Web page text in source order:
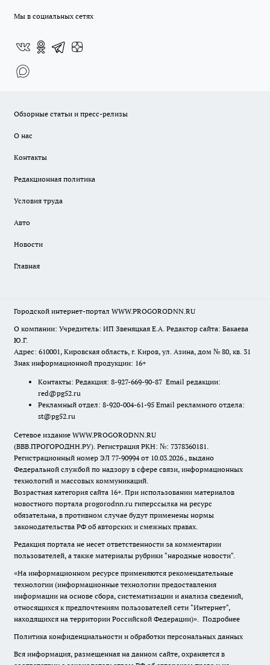
Мы в социальных сетях
Обзорные статьи и пресс-релизы
О нас
Контакты
Редакционная политика
Условия труда
Авто
Новости
Главная
Городской интернет-портал WWW.PROGORODNN.RU
О компании: Учредитель: ИП Звеняцкая Е.А. Редактор сайта: Бакаева
Ю.Г.
Адрес: 610001, Кировская область, г. Киров, ул. Азина, дом № 80, кв. 31
Знак информационной продукции: 16+
Контакты: Редакция: 8-927-669-90-87 Email редакции:
red@pg52.ru
Рекламный отдел: 8-920-004-61-95 Email рекламного отдела:
st@pg52.ru
Сетевое издание WWW.PROGORODNN.RU
(ВВВ.ПРОГОРОДНН.РУ). Регистрация РКН: №: 7378360181.
Регистрационный номер ЭЛ 77-90994 от 10.03.2026., выдано
Федеральной службой по надзору в сфере связи, информационных
технологий и массовых коммуникаций.
Возрастная категория сайта 16+. При использовании материалов
новостного портала progorodnn.ru гиперссылка на ресурс
обязательна, в противном случае будут применены нормы
законодательства РФ об авторских и смежных правах.
Редакция портала не несет ответственности за комментарии
пользователей, а также материалы рубрики "народные новости".
«На информационном ресурсе применяются рекомендательные
технологии (информационные технологии предоставления
информации на основе сбора, систематизации и анализа сведений,
относящихся к предпочтениям пользователей сети "Интернет",
находящихся на территории Российской Федерации)». Подробнее
Политика конфиденциальности и обработки персональных данных
Вся информация, размещенная на данном сайте, охраняется в